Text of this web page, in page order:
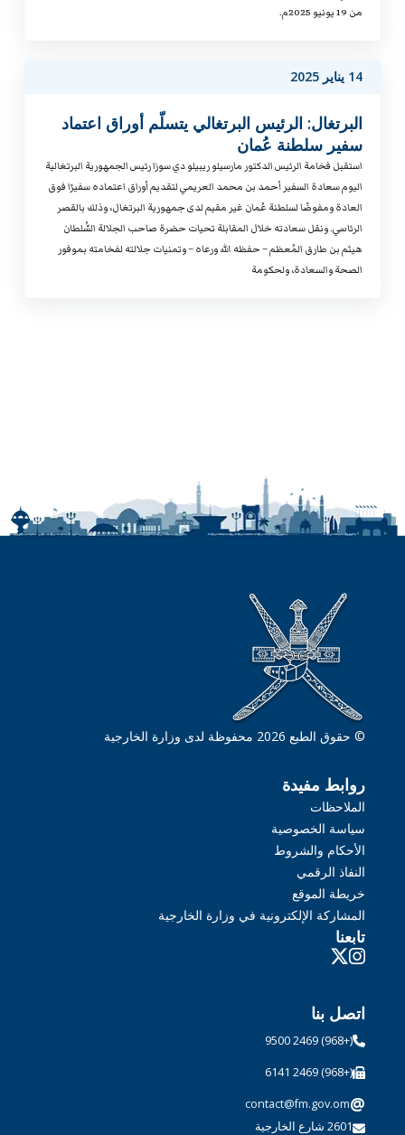
من 19 يونيو 2025م.
14 يناير 2025
البرتغال: الرئيس البرتغالي يتسلّم أوراق اعتماد
سفير سلطنة عُمان
استقبل فخامة الرئيس الدكتور مارسيلو ريبيلو دي سوزا رئيس الجمهورية البرتغالية
اليوم سعادة السفير أحمد بن محمد العريمي لتقديم أوراق اعتماده سفيرًا فوق
العادة ومفوضًا لسلطنة ⁧‫عُمان‬⁩ غير مقيم لدى جمهورية ⁧‫البرتغال‬⁩، وذلك بالقصر
الرئاسي. ونقل سعادته خلال المقابلة تحيات حضرة صاحب الجلالة السُّلطان
هيثم بن طارق المُعظم – حفظه الله ورعاه – وتمنيات جلالته لفخامته بموفور
الصحة والسعادة، ولحكومة
© حقوق الطبع 2026 محفوظة لدى وزارة الخارجية
روابط مفيدة
الملاحظات
سياسة الخصوصية
الأحكام والشروط
النفاذ الرقمي
خريطة الموقع
المشاركة الإلكترونية في وزارة الخارجية
تابعنا
اتصل بنا
(+968) 2469 9500
(+968) 2469 6141
@
contact@fm.gov.om
2601 شارع الخارجية